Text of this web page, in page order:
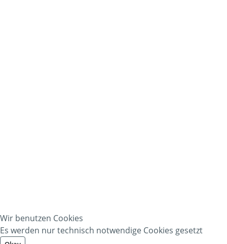
Wir benutzen Cookies
Es werden nur technisch notwendige Cookies gesetzt